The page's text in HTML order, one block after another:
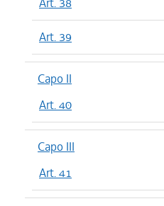
Art. 39
Capo II
Art. 40
Capo III
Art. 41